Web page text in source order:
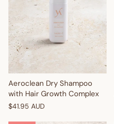
Aeroclean Dry Shampoo
with Hair Growth Complex
$41.95 AUD